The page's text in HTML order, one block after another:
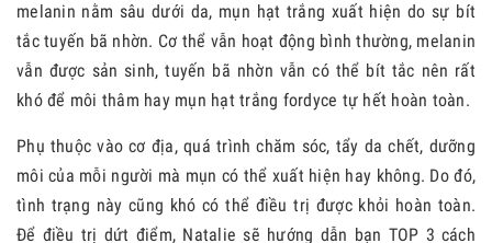
melanin nằm sâu dưới da, mụn hạt trắng xuất hiện do sự bít
tắc tuyến bã nhờn. Cơ thể vẫn hoạt động bình thường, melanin
vẫn được sản sinh, tuyến bã nhờn vẫn có thể bít tắc nên rất
khó để môi thâm hay mụn hạt trắng fordyce tự hết hoàn toàn.
Phụ thuộc vào cơ địa, quá trình chăm sóc, tẩy da chết, dưỡng
môi của mỗi người mà mụn có thể xuất hiện hay không. Do đó,
tình trạng này cũng khó có thể điều trị được khỏi hoàn toàn.
Để điều trị dứt điểm, Natalie sẽ hướng dẫn bạn TOP 3 cách